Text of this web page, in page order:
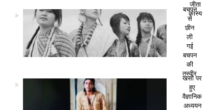
जीता
कांस्य
बचपन
से
छीन
ली
गई
बचपन
की
तस्वीर
खसों पर
हुए
वैज्ञानिक
अध्ययन